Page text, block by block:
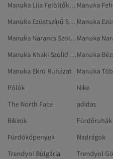
Manuka Lila Felöltők És Ballonkabátok Manuka
Manuka Ezüstszínű Szolid Ruhák
Manuka Narancs Szolid Ruhák
Manuka Khaki Szolid DzsekikManuka
Manuka Ekrü Ruházat
Pólók
Nike
The North Face
adidas
Bikinik
Fürdőruhák
Fürdőköpenyek
Nadrágok
Trendyol Bulgária
Trendyol